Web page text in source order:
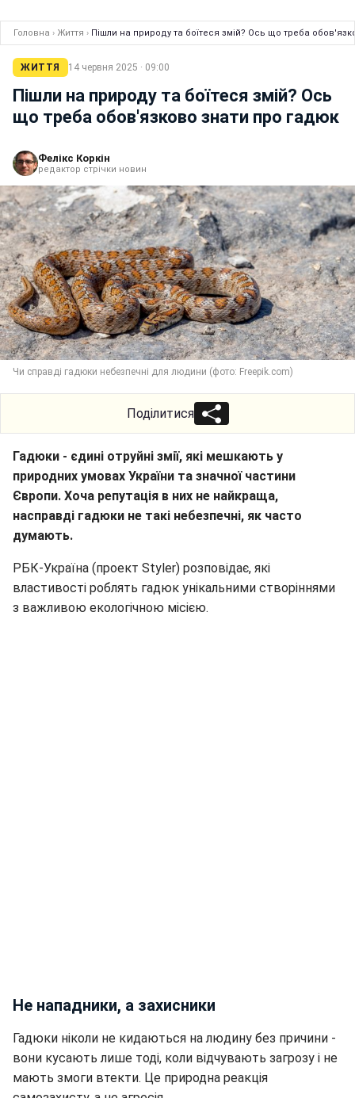
Головна › Життя › Пішли на природу та боїтеся змій? Ось що треба
ЖИТТЯ 14 червня 2025 · 09:00
Пішли на природу та боїтеся змій? Ось
що треба обов'язково знати про гадюк
Фелікс Коркін
редактор стрічки новин
Чи справді гадюки небезпечні для людини (фото: Freepik.com)
Поділитися
Гадюки - єдині отруйні змії, які мешкають у
природних умовах України та значної частини
Європи. Хоча репутація в них не найкраща,
насправді гадюки не такі небезпечні, як часто
думають.
РБК-Україна (проект Styler) розповідає, які
властивості роблять гадюк унікальними створіннями
з важливою екологічною місією.
Не нападники, а захисники
Гадюки ніколи не кидаються на людину без причини -
вони кусають лише тоді, коли відчувають загрозу і не
мають змоги втекти. Це природна реакція